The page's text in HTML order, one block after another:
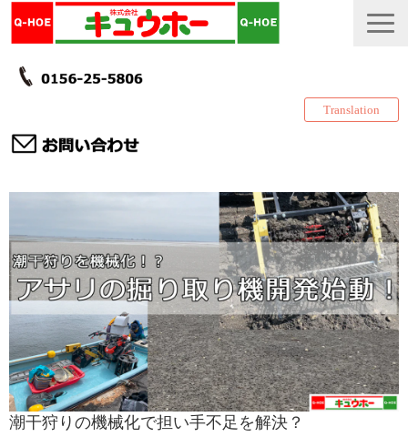
Translation
TOP
カタログ・冊子 DL
説明書
製品一覧
会社情報
採用情報
更新履歴
製品紹介ブログ
潮干狩りの機械化で担い手不足を解決？